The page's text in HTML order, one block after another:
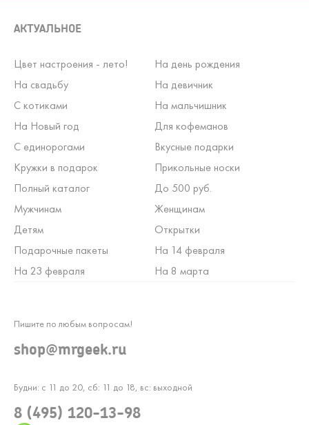
АКТУАЛЬНОЕ
Цвет настроения - лето!
На день рождения
На свадьбу
На девичник
С котиками
На мальчишник
На Новый год
Для кофеманов
С единорогами
Вкусные подарки
Кружки в подарок
Прикольные носки
Полный каталог
До 500 руб.
Мужчинам
Женщинам
Детям
Открытки
Подарочные пакеты
На 14 февраля
На 23 февраля
На 8 марта
Будни: с 11 до 20, сб: 11 до 18, вс: выходной
8 (495) 120-13-98
Пишите по любым вопросам!
shop@mrgeek.ru